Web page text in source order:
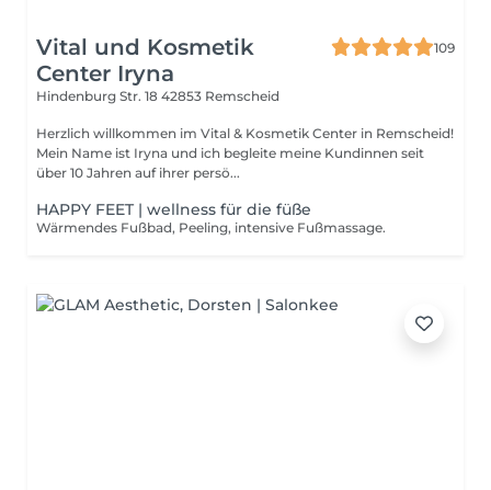
Vital und Kosmetik
Center Iryna
109
Hindenburg Str. 18 42853 Remscheid
Herzlich willkommen im Vital & Kosmetik Center in Remscheid!
Mein Name ist Iryna und ich begleite meine Kundinnen seit
über 10 Jahren auf ihrer persö...
HAPPY FEET | wellness für die füße
Wärmendes Fußbad, Peeling, intensive Fußmassage.